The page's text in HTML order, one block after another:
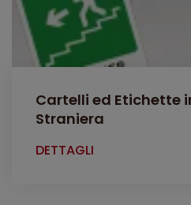
Cartelli ed Etichette
Straniera
DETTAGLI